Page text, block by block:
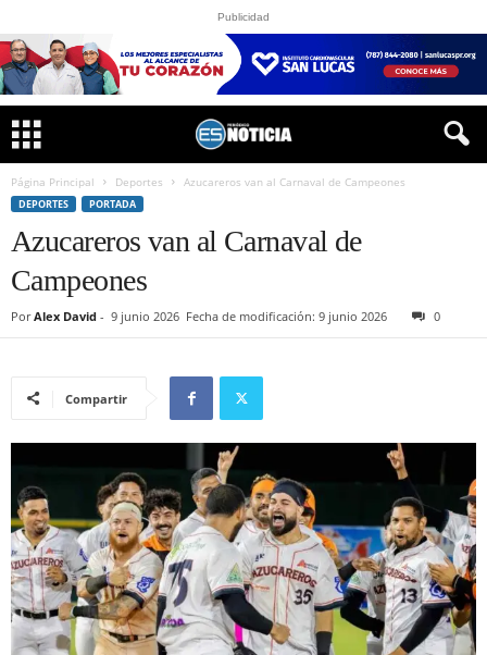
Publicidad
Página Principal Deportes Azucareros van al Carnaval de Campeones
DEPORTES PORTADA
Azucareros van al Carnaval de
Campeones
Por Alex David - 9 junio 2026 Fecha de modificación: 9 junio 2026 0
Compartir